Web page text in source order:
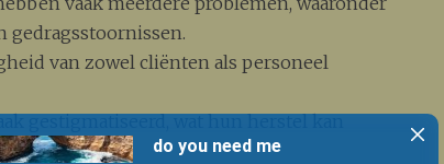
gedragsstoornissen.
van zowel cliënten als personeel
gestigmatiseerd, wat hun herstel kan